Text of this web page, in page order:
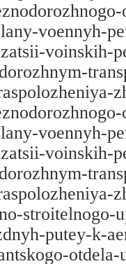
voennyh-
voinskih-
voennyh-
voinskih-
stroitelnogo-
putey-k-